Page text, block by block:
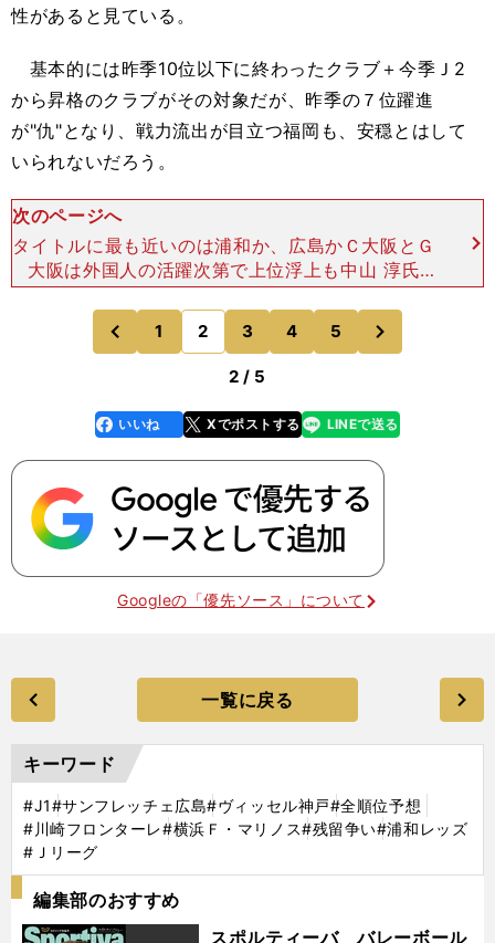
性があると見ている。
基本的には昨季10位以下に終わったクラブ＋今季Ｊ2
から昇格のクラブがその対象だが、昨季の７位躍進
が"仇"となり、戦力流出が目立つ福岡も、安穏とはして
いられないだろう。
次のページへ
タイトルに最も近いのは浦和か、広島かＣ大阪とＧ
大阪は外国人の活躍次第で上位浮上も中山 淳氏
（サッカージャーナリスト）１位 浦和レッズ２
位 サンフレッチェ広島３位 セレッソ大阪４位
名古屋グランパス
前
のページへ
1 2 3 4 5
のページへ
2 / 5
faceboo
k
いいね Xでポストする
line LINEで送る
Googleの「優先ソース」について
一覧に戻る
キーワード
#J1#サンフレッチェ広島#ヴィッセル神戸#全順位予想
#川崎フロンターレ#横浜Ｆ・マリノス#残留争い#浦和レッズ
#Ｊリーグ
編集部のおすすめ
スポルティーバ バレーボール